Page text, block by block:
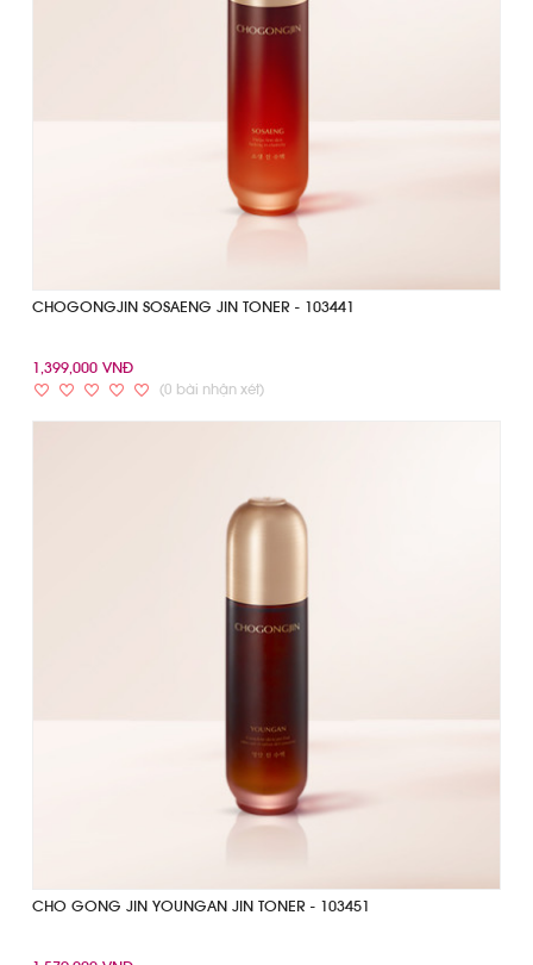
CHOGONGJIN SOSAENG JIN TONER - 103441
1,399,000 VNĐ
(0 bài nhận xét)
CHO GONG JIN YOUNGAN JIN TONER - 103451